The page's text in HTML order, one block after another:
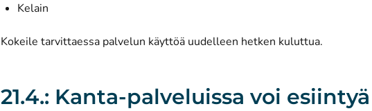
Kelain
Kokeile tarvittaessa palvelun käyttöä uudelleen hetken kuluttua.
21.4.: Kanta-palveluissa voi